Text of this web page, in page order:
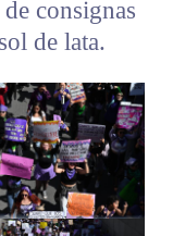
consignas
de lata.